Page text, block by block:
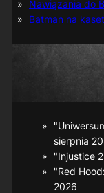
Nawiązania do
Batman na
sierpnia
"Injustice
"Red
2026